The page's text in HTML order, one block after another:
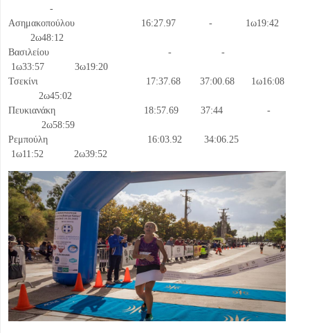
-
Ασημακοπούλου 16:27.97 - 1ω19:42
2ω48:12
Βασιλείου - -
1ω33:57 3ω19:20
Τσεκίνι 17:37.68 37:00.68 1ω16:08
2ω45:02
Πευκιανάκη 18:57.69 37:44 -
2ω58:59
Ρεμπούλη 16:03.92 34:06.25
1ω11:52 2ω39:52